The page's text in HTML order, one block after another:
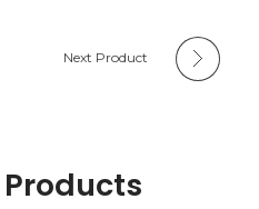
Next Product